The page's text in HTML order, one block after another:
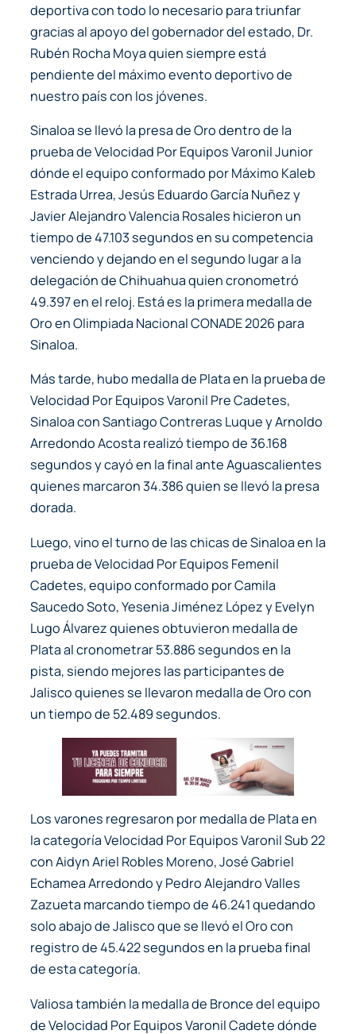
deportiva con todo lo necesario para triunfar
gracias al apoyo del gobernador del estado, Dr.
Rubén Rocha Moya quien siempre está
pendiente del máximo evento deportivo de
nuestro país con los jóvenes.
Sinaloa se llevó la presa de Oro dentro de la
prueba de Velocidad Por Equipos Varonil Junior
dónde el equipo conformado por Máximo Kaleb
Estrada Urrea, Jesús Eduardo García Nuñez y
Javier Alejandro Valencia Rosales hicieron un
tiempo de 47.103 segundos en su competencia
venciendo y dejando en el segundo lugar a la
delegación de Chihuahua quien cronometró
49.397 en el reloj. Está es la primera medalla de
Oro en Olimpiada Nacional CONADE 2026 para
Sinaloa.
Más tarde, hubo medalla de Plata en la prueba de
Velocidad Por Equipos Varonil Pre Cadetes,
Sinaloa con Santiago Contreras Luque y Arnoldo
Arredondo Acosta realizó tiempo de 36.168
segundos y cayó en la final ante Aguascalientes
quienes marcaron 34.386 quien se llevó la presa
dorada.
Luego, vino el turno de las chicas de Sinaloa en la
prueba de Velocidad Por Equipos Femenil
Cadetes, equipo conformado por Camila
Saucedo Soto, Yesenia Jiménez López y Evelyn
Lugo Álvarez quienes obtuvieron medalla de
Plata al cronometrar 53.886 segundos en la
pista, siendo mejores las participantes de
Jalisco quienes se llevaron medalla de Oro con
un tiempo de 52.489 segundos.
Los varones regresaron por medalla de Plata en
la categoría Velocidad Por Equipos Varonil Sub 22
con Aidyn Ariel Robles Moreno, José Gabriel
Echamea Arredondo y Pedro Alejandro Valles
Zazueta marcando tiempo de 46.241 quedando
solo abajo de Jalisco que se llevó el Oro con
registro de 45.422 segundos en la prueba final
de esta categoría.
Valiosa también la medalla de Bronce del equipo
de Velocidad Por Equipos Varonil Cadete dónde